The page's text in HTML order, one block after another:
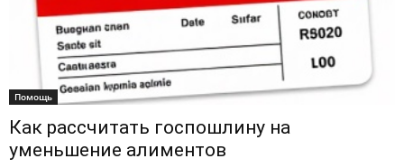
Помощь
Как рассчитать госпошлину на
уменьшение алиментов